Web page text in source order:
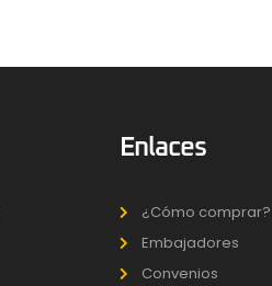
Enlaces
¿Cómo comprar?
Embajadores
Convenios